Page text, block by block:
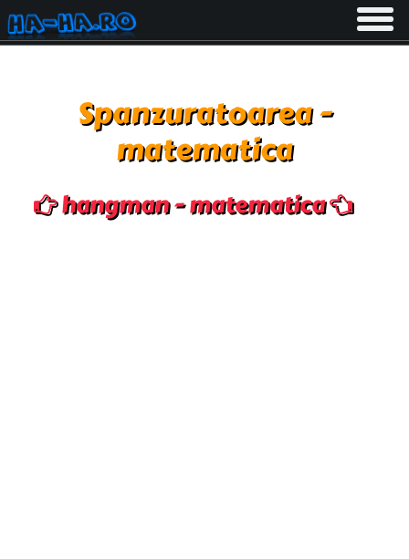
Toggle
Spanzuratoarea -
matematica
hangman - matematica